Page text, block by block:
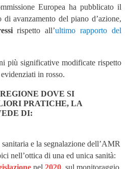
Europea ha pubblicato il
di avanzamento del piano d’azione,
rispetto all’ultimo rapporto del
più significative modificate rispetto
in rosso.
REGIONE DOVE SI
PRATICHE, LA
DI:
e la segnalazione dell’AMR
nell’ottica di una ed unica sanità:
nel 2020, sul monitoraggio